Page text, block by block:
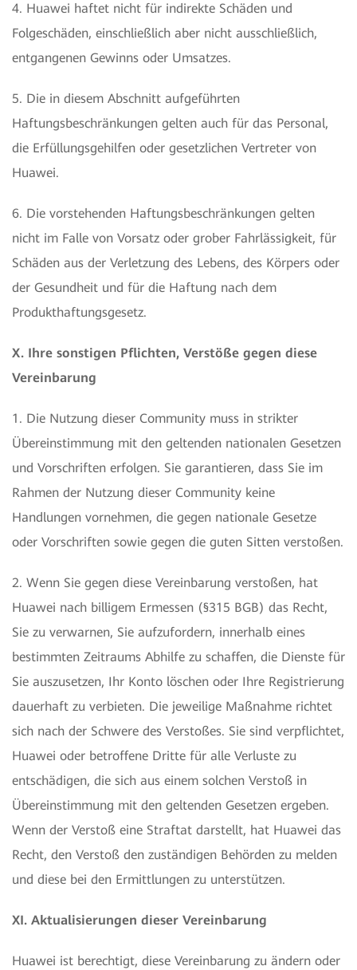
4. Huawei haftet nicht für indirekte Schäden und
Folgeschäden, einschließlich aber nicht ausschließlich,
entgangenen Gewinns oder Umsatzes.
5. Die in diesem Abschnitt aufgeführten
Haftungsbeschränkungen gelten auch für das Personal,
die Erfüllungsgehilfen oder gesetzlichen Vertreter von
Huawei.
6. Die vorstehenden Haftungsbeschränkungen gelten
nicht im Falle von Vorsatz oder grober Fahrlässigkeit, für
Schäden aus der Verletzung des Lebens, des Körpers oder
der Gesundheit und für die Haftung nach dem
Produkthaftungsgesetz.
X. Ihre sonstigen Pflichten, Verstöße gegen diese
Vereinbarung
1. Die Nutzung dieser Community muss in strikter
Übereinstimmung mit den geltenden nationalen Gesetzen
und Vorschriften erfolgen. Sie garantieren, dass Sie im
Rahmen der Nutzung dieser Community keine
Handlungen vornehmen, die gegen nationale Gesetze
oder Vorschriften sowie gegen die guten Sitten verstoßen.
2. Wenn Sie gegen diese Vereinbarung verstoßen, hat
Huawei nach billigem Ermessen (§315 BGB) das Recht,
Sie zu verwarnen, Sie aufzufordern, innerhalb eines
bestimmten Zeitraums Abhilfe zu schaffen, die Dienste für
Sie auszusetzen, Ihr Konto löschen oder Ihre Registrierung
dauerhaft zu verbieten. Die jeweilige Maßnahme richtet
sich nach der Schwere des Verstoßes. Sie sind verpflichtet,
Huawei oder betroffene Dritte für alle Verluste zu
entschädigen, die sich aus einem solchen Verstoß in
Übereinstimmung mit den geltenden Gesetzen ergeben.
Wenn der Verstoß eine Straftat darstellt, hat Huawei das
Recht, den Verstoß den zuständigen Behörden zu melden
und diese bei den Ermittlungen zu unterstützen.
XI. Aktualisierungen dieser Vereinbarung
Huawei ist berechtigt, diese Vereinbarung zu ändern oder